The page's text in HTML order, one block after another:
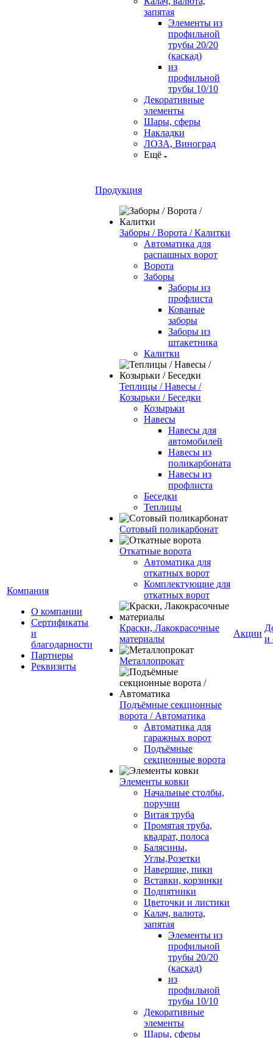
запятая
Элементы из
профильной
трубы 20/20
(каскад)
из
профильной
трубы 10/10
Декоративные
элементы
Шары, сферы
Накладки
ЛОЗА, Виноград
Ещё
Компания
О компании
Сертификаты
и
благодарности
Партнеры
Реквизиты
Продукция
Заборы / Ворота / Калитки
Автоматика для
распашных ворот
Ворота
Заборы
Заборы из
профлиста
Кованые
заборы
Заборы из
штакетника
Калитки
Теплицы / Навесы /
Козырьки / Беседки
Козырьки
Навесы
Навесы для
автомобилей
Навесы из
поликарбоната
Навесы из
профлиста
Беседки
Теплицы
Сотовый поликарбонат
Откатные ворота
Автоматика для
откатных ворот
Комплектующие для
откатных ворот
Краски, Лакокрасочные
материалы
Металлопрокат
Подъёмные секционные
ворота / Автоматика
Автоматика для
гаражных ворот
Подъёмные
секционные ворота
Элементы ковки
Начальные столбы,
поручни
Витая труба
Промятая труба,
квадрат, полоса
Балясины,
Углы,Розетки
Навершие, пики
Вставки, корзинки
Подпятники
Цветочки и листики
Калач, валюта,
запятая
Элементы из
профильной
трубы 20/20
(каскад)
из
профильной
трубы 10/10
Декоративные
элементы
Шары, сферы
Акции
и